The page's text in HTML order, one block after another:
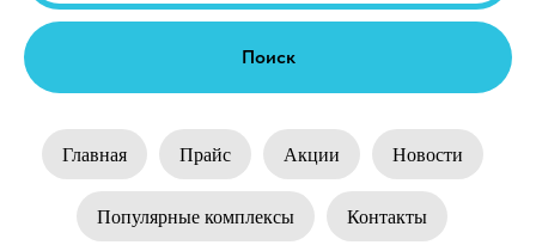
Поиск
Главная Прайс Акции Новости
Популярные комплексы Контакты